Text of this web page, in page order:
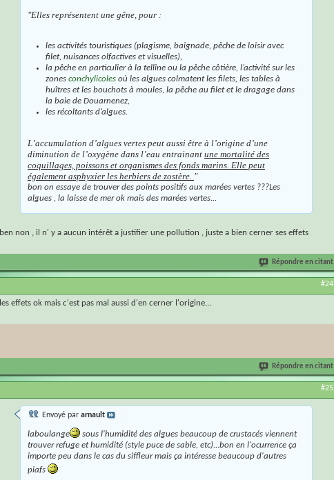
"Elles représentent une gêne, pour :
les activités touristiques (plagisme, baignade, pêche de loisir avec
filet, nuisances olfactives et visuelles),
la pêche en particulier à la telline ou la pêche côtière, l’activité sur les
zones conchylicoles où les algues colmatent les filets, les tables à
huîtres et les bouchots à moules, la pêche au filet et le dragage dans
la baie de Douarnenez,
les récoltants d’algues.
L’accumulation d’algues vertes peut aussi être à l’origine d’une
diminution de l’oxygène dans l’eau entrainant une mortalité des
coquillages, poissons et organismes des fonds marins. Elle peut
également asphyxier les herbiers de zostère. "
bon on essaye de trouver des points positifs aux marées vertes ???Les
algues , la laisse de mer ok mais des marées vertes...
ben non , il n' y a aucun intérêt a justifier une pollution , juste a bien cerner ses effets
Répondre en citant
#24
les effets ok mais c'est pas mal aussi d'en cerner l'origine...
Répondre en citant
#25
Envoyé par arnault
laboulange
sous l'humidité des algues beaucoup de crustacés viennent
trouver refuge et humidité (style puce de sable, etc)...bon en l'ocurrence ça
importe peu dans le cas du siffleur mais ça intéresse beaucoup d'autres
piafs